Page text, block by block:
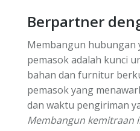
Berpartner
Membangun hubungan
pemasok adalah kunci
bahan dan furnitur
pemasok yang
dan waktu pengiriman
Membangun kemitraan